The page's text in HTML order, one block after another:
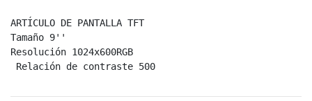
ARTÍCULO DE PANTALLA TFT
Tamaño 9''
Resolución 1024x600RGB
Relación de contraste 500